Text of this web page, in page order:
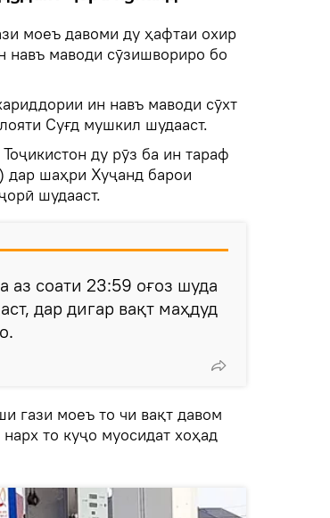
моеъ давоми ду ҳафтаи охир
навъ маводи сӯзишвориро бо
ин навъ маводи сӯхт
Суғд мушкил шудааст.
ду рӯз ба ин тараф
шаҳри Хуҷанд барои
шудааст.
соати 23:59 оғоз шуда
дар дигар вақт маҳдуд
гази моеъ то чи вақт давом
то куҷо муосидат хоҳад